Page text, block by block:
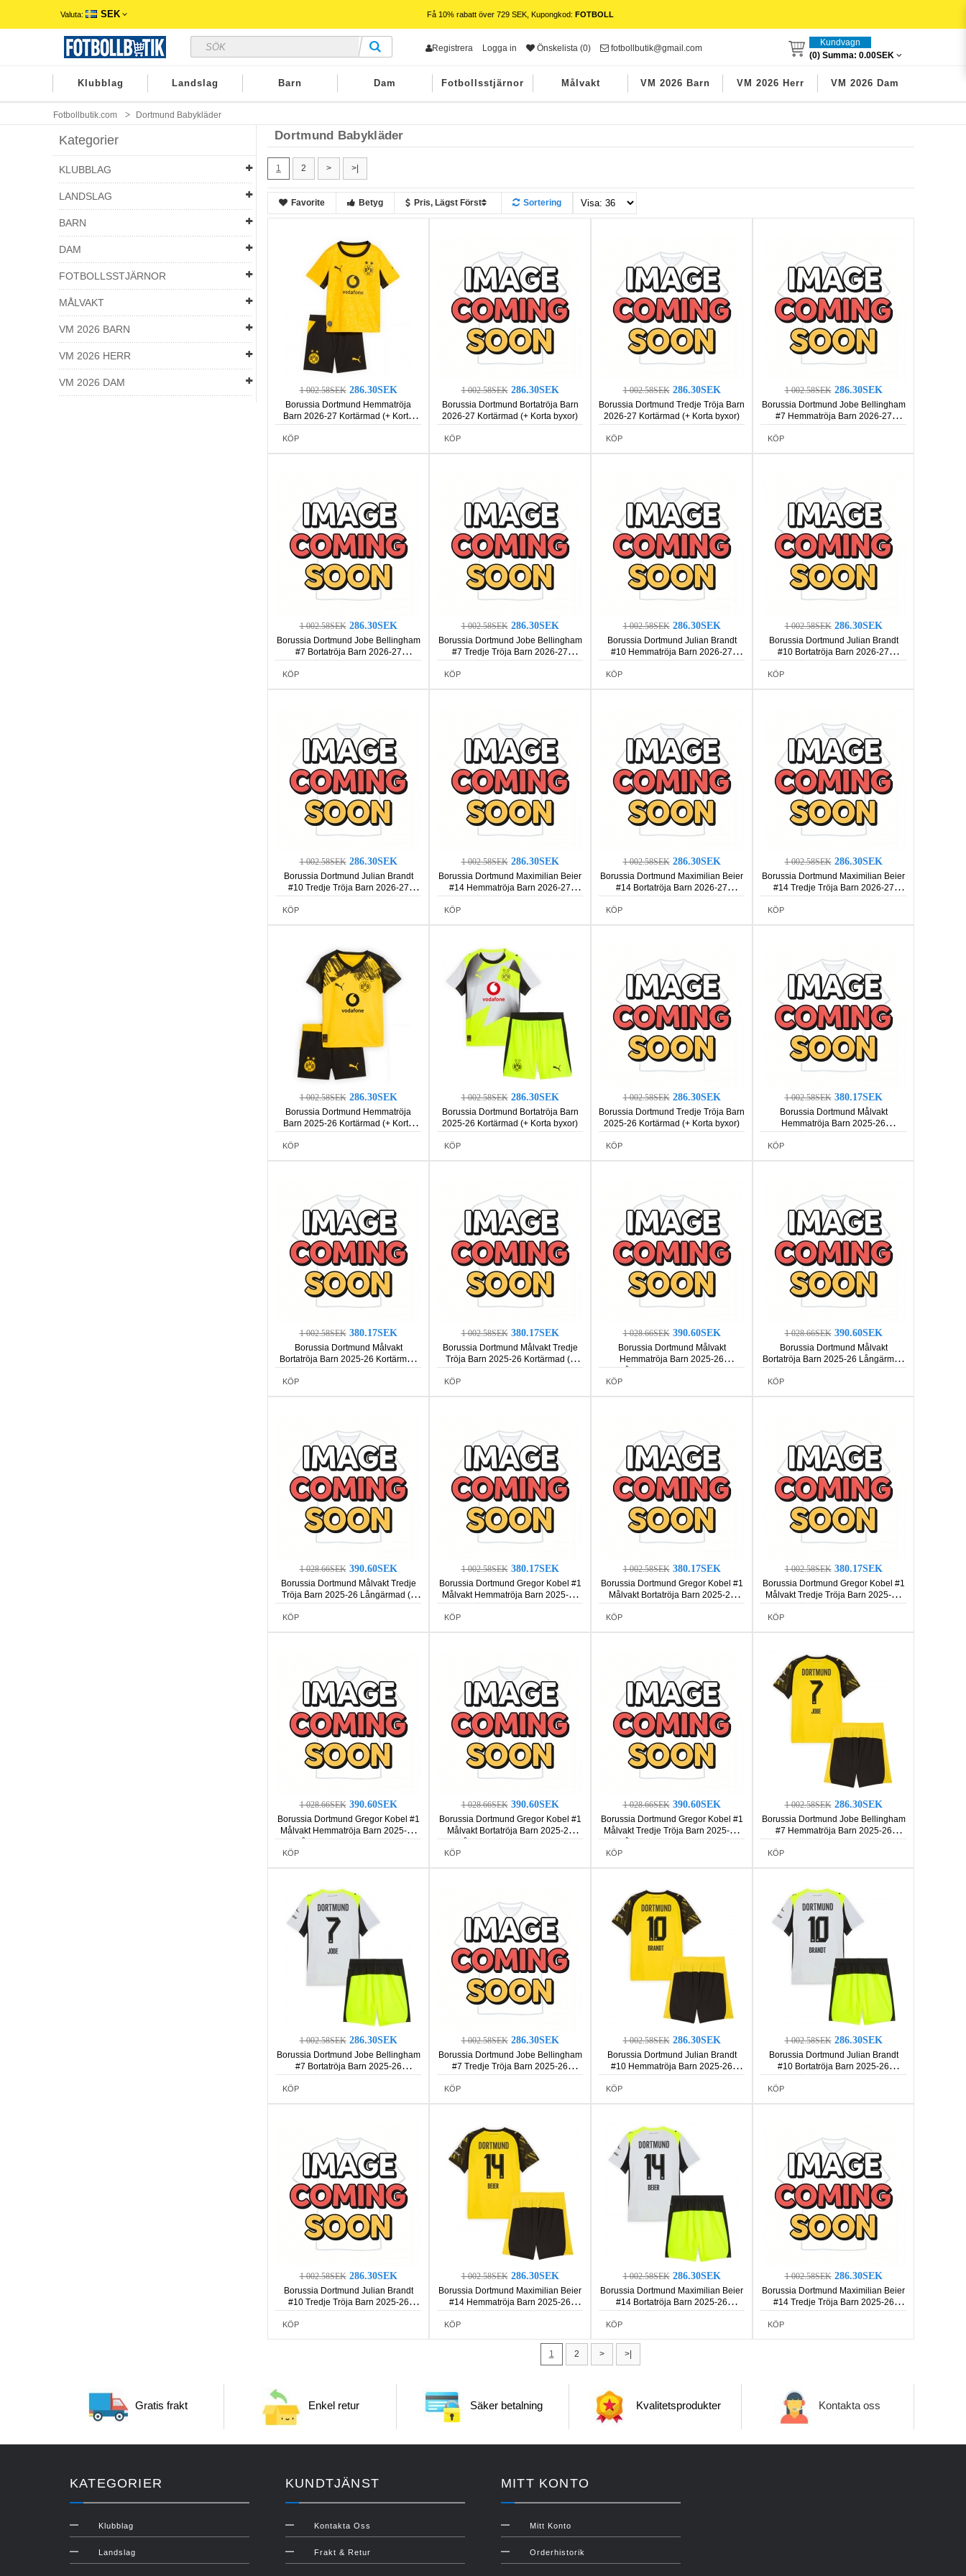
Valuta: SEK Få 10% rabatt över 729 SEK, Kupongkod: FOTBOLL
Registrera Logga in Önskelista (0) fotbollbutik@gmail.com
Kundvagn
(0) Summa: 0.00SEK
Klubblag Landslag Barn Dam Fotbollsstjärnor Målvakt VM 2026 Barn VM 2026 Herr VM 2026 Dam
Fotbollbutik.com Dortmund Babykläder
Kategorier
KLUBBLAG
LANDSLAG
BARN
DAM
FOTBOLLSSTJÄRNOR
MÅLVAKT
VM 2026 BARN
VM 2026 HERR
VM 2026 DAM
Dortmund Babykläder
1 2 > >|
Favorite Betyg Pris, Lägst Först Sortering
1 002.58SEK 286.30SEK
Borussia Dortmund Hemmatröja
Barn 2026-27 Kortärmad (+ Korta
byxor)
KÖP
1 002.58SEK 286.30SEK
Borussia Dortmund Bortatröja Barn
2026-27 Kortärmad (+ Korta byxor)
KÖP
1 002.58SEK 286.30SEK
Borussia Dortmund Tredje Tröja Barn
2026-27 Kortärmad (+ Korta byxor)
KÖP
1 002.58SEK 286.30SEK
Borussia Dortmund Jobe Bellingham
#7 Hemmatröja Barn 2026-27
Kortärmad (+ Korta byxor)
KÖP
1 002.58SEK 286.30SEK
Borussia Dortmund Jobe Bellingham
#7 Bortatröja Barn 2026-27
Kortärmad (+ Korta byxor)
KÖP
1 002.58SEK 286.30SEK
Borussia Dortmund Jobe Bellingham
#7 Tredje Tröja Barn 2026-27
Kortärmad (+ Korta byxor)
KÖP
1 002.58SEK 286.30SEK
Borussia Dortmund Julian Brandt
#10 Hemmatröja Barn 2026-27
Kortärmad (+ Korta byxor)
KÖP
1 002.58SEK 286.30SEK
Borussia Dortmund Julian Brandt
#10 Bortatröja Barn 2026-27
Kortärmad (+ Korta byxor)
KÖP
1 002.58SEK 286.30SEK
Borussia Dortmund Julian Brandt
#10 Tredje Tröja Barn 2026-27
Kortärmad (+ Korta byxor)
KÖP
1 002.58SEK 286.30SEK
Borussia Dortmund Maximilian Beier
#14 Hemmatröja Barn 2026-27
Kortärmad (+ Korta byxor)
KÖP
1 002.58SEK 286.30SEK
Borussia Dortmund Maximilian Beier
#14 Bortatröja Barn 2026-27
Kortärmad (+ Korta byxor)
KÖP
1 002.58SEK 286.30SEK
Borussia Dortmund Maximilian Beier
#14 Tredje Tröja Barn 2026-27
Kortärmad (+ Korta byxor)
KÖP
1 002.58SEK 286.30SEK
Borussia Dortmund Hemmatröja
Barn 2025-26 Kortärmad (+ Korta
byxor)
KÖP
1 002.58SEK 286.30SEK
Borussia Dortmund Bortatröja Barn
2025-26 Kortärmad (+ Korta byxor)
KÖP
1 002.58SEK 286.30SEK
Borussia Dortmund Tredje Tröja Barn
2025-26 Kortärmad (+ Korta byxor)
KÖP
1 002.58SEK 380.17SEK
Borussia Dortmund Målvakt
Hemmatröja Barn 2025-26
Kortärmad (+ Korta byxor)
KÖP
1 002.58SEK 380.17SEK
Borussia Dortmund Målvakt
Bortatröja Barn 2025-26 Kortärmad
(+ Korta byxor)
KÖP
1 002.58SEK 380.17SEK
Borussia Dortmund Målvakt Tredje
Tröja Barn 2025-26 Kortärmad (+
Korta byxor)
KÖP
1 028.66SEK 390.60SEK
Borussia Dortmund Målvakt
Hemmatröja Barn 2025-26
Långärmad (+ Korta byxor)
KÖP
1 028.66SEK 390.60SEK
Borussia Dortmund Målvakt
Bortatröja Barn 2025-26 Långärmad
(+ Korta byxor)
KÖP
1 028.66SEK 390.60SEK
Borussia Dortmund Målvakt Tredje
Tröja Barn 2025-26 Långärmad (+
Korta byxor)
KÖP
1 002.58SEK 380.17SEK
Borussia Dortmund Gregor Kobel #1
Målvakt Hemmatröja Barn 2025-26
Kortärmad (+ Korta byxor)
KÖP
1 002.58SEK 380.17SEK
Borussia Dortmund Gregor Kobel #1
Målvakt Bortatröja Barn 2025-26
Kortärmad (+ Korta byxor)
KÖP
1 002.58SEK 380.17SEK
Borussia Dortmund Gregor Kobel #1
Målvakt Tredje Tröja Barn 2025-26
Kortärmad (+ Korta byxor)
KÖP
1 028.66SEK 390.60SEK
Borussia Dortmund Gregor Kobel #1
Målvakt Hemmatröja Barn 2025-26
Långärmad (+ Korta byxor)
KÖP
1 028.66SEK 390.60SEK
Borussia Dortmund Gregor Kobel #1
Målvakt Bortatröja Barn 2025-26
Långärmad (+ Korta byxor)
KÖP
1 028.66SEK 390.60SEK
Borussia Dortmund Gregor Kobel #1
Målvakt Tredje Tröja Barn 2025-26
Långärmad (+ Korta byxor)
KÖP
1 002.58SEK 286.30SEK
Borussia Dortmund Jobe Bellingham
#7 Hemmatröja Barn 2025-26
Kortärmad (+ Korta byxor)
KÖP
1 002.58SEK 286.30SEK
Borussia Dortmund Jobe Bellingham
#7 Bortatröja Barn 2025-26
Kortärmad (+ Korta byxor)
KÖP
1 002.58SEK 286.30SEK
Borussia Dortmund Jobe Bellingham
#7 Tredje Tröja Barn 2025-26
Kortärmad (+ Korta byxor)
KÖP
1 002.58SEK 286.30SEK
Borussia Dortmund Julian Brandt
#10 Hemmatröja Barn 2025-26
Kortärmad (+ Korta byxor)
KÖP
1 002.58SEK 286.30SEK
Borussia Dortmund Julian Brandt
#10 Bortatröja Barn 2025-26
Kortärmad (+ Korta byxor)
KÖP
1 002.58SEK 286.30SEK
Borussia Dortmund Julian Brandt
#10 Tredje Tröja Barn 2025-26
Kortärmad (+ Korta byxor)
KÖP
1 002.58SEK 286.30SEK
Borussia Dortmund Maximilian Beier
#14 Hemmatröja Barn 2025-26
Kortärmad (+ Korta byxor)
KÖP
1 002.58SEK 286.30SEK
Borussia Dortmund Maximilian Beier
#14 Bortatröja Barn 2025-26
Kortärmad (+ Korta byxor)
KÖP
1 002.58SEK 286.30SEK
Borussia Dortmund Maximilian Beier
#14 Tredje Tröja Barn 2025-26
Kortärmad (+ Korta byxor)
KÖP
1 2 > >|
Gratis frakt Enkel retur Säker betalning Kvalitetsprodukter Kontakta oss
KATEGORIER
Klubblag
Landslag
KUNDTJÄNST
Kontakta Oss
Frakt & Retur
MITT KONTO
Mitt Konto
Orderhistorik